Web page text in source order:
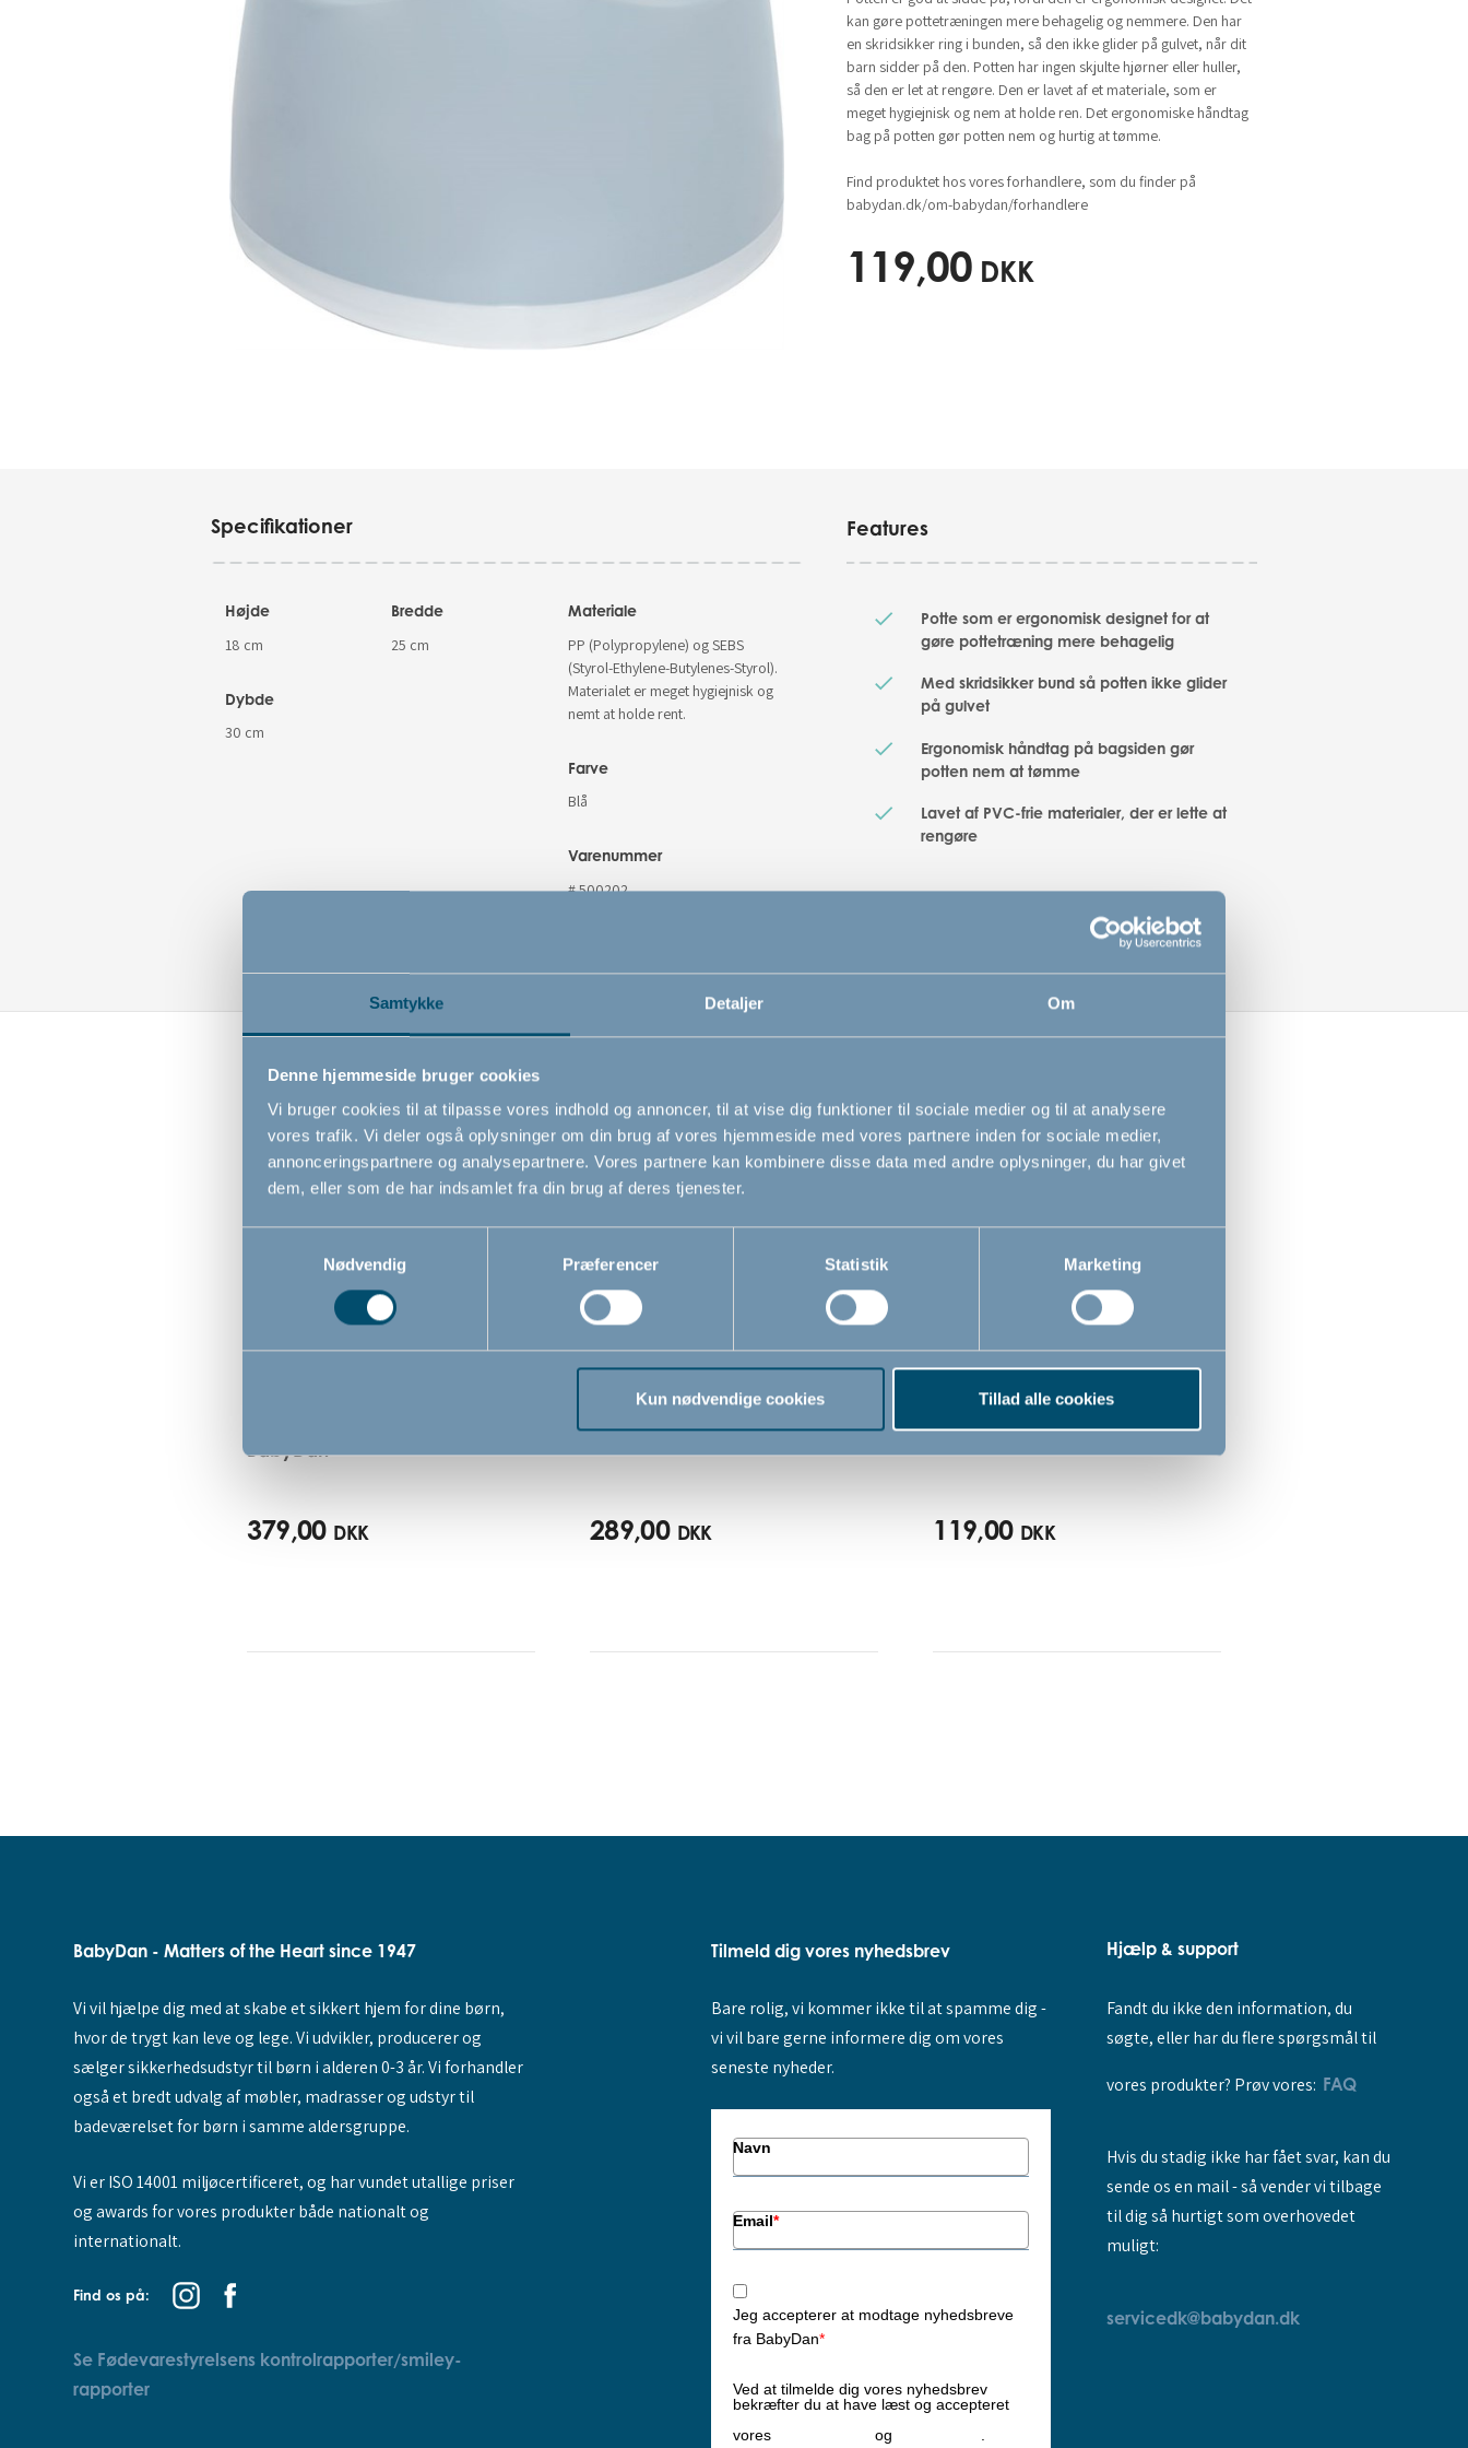
Samtykke Detaljer Om
Denne hjemmeside bruger cookies
Vi bruger cookies til at tilpasse vores indhold og annoncer, til at vise dig funktioner til sociale medier og til at analysere
vores trafik. Vi deler også oplysninger om din brug af vores hjemmeside med vores partnere inden for sociale medier,
annonceringspartnere og analysepartnere. Vores partnere kan kombinere disse data med andre oplysninger, du har givet
dem, eller som de har indsamlet fra din brug af deres tjenester.
Nødvendig
Præferencer Statistik Marketing
Kun nødvendige cookies Tillad alle cookies
kan gøre pottetræningen mere behagelig og nemmere. Den har
en skridsikker ring i bunden, så den ikke glider på gulvet, når dit
barn sidder på den. Potten har ingen skjulte hjørner eller huller,
så den er let at rengøre. Den er lavet af et materiale, som er
meget hygiejnisk og nem at holde ren. Det ergonomiske håndtag
bag på potten gør potten nem og hurtig at tømme.
Find produktet hos vores forhandlere, som du finder på
babydan.dk/om-babydan/forhandlere
119,00 DKK
Specifikationer
Højde
18 cm
Bredde
25 cm
Dybde
30 cm
Materiale
PP (Polypropylene) og SEBS
(Styrol-Ethylene-Butylenes-Styrol).
Materialet er meget hygiejnisk og
nemt at holde rent.
Farve
Blå
Varenummer
# 500202
Features
Potte som er ergonomisk designet for at
gøre pottetræning mere behagelig
Med skridsikker bund så potten ikke glider
på gulvet
Ergonomisk håndtag på bagsiden gør
potten nem at tømme
Lavet af PVC-frie materialer, der er lette at
rengøre
BabyDan
379,00 DKK
Toilettræner by BabyDan
289,00 DKK
Bébé-jou potte, hvid
119,00 DKK
BabyDan - Matters of the Heart since 1947
Vi vil hjælpe dig med at skabe et sikkert hjem for dine børn,
hvor de trygt kan leve og lege. Vi udvikler, producerer og
sælger sikkerhedsudstyr til børn i alderen 0-3 år. Vi forhandler
også et bredt udvalg af møbler, madrasser og udstyr til
badeværelset for børn i samme aldersgruppe.
Vi er ISO 14001 miljøcertificeret, og har vundet utallige priser
og awards for vores produkter både nationalt og
internationalt.
Find os på:
Se Fødevarestyrelsens kontrolrapporter/smiley-
rapporter
Tilmeld dig vores nyhedsbrev
Bare rolig, vi kommer ikke til at spamme dig -
vi vil bare gerne informere dig om vores
seneste nyheder.
Navn
Email*
Jeg accepterer at modtage nyhedsbreve
fra BabyDan*
Ved at tilmelde dig vores nyhedsbrev
bekræfter du at have læst og accepteret
vores
og
Hjælp & support
Fandt du ikke den information, du
søgte, eller har du flere spørgsmål til
vores produkter? Prøv vores: FAQ
Hvis du stadig ikke har fået svar, kan du
sende os en mail - så vender vi tilbage
til dig så hurtigt som overhovedet
muligt:
servicedk@babydan.dk